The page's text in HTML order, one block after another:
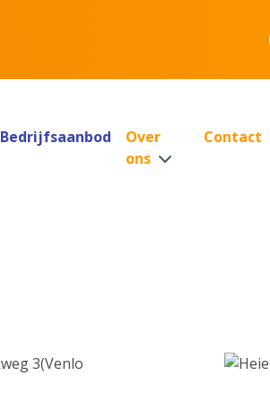
Bedrijfsaanbod
Over
ons
Contact